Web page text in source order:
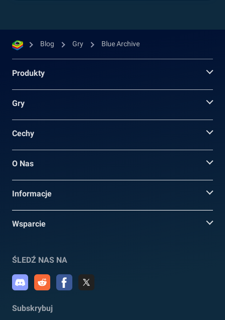
Blog Gry Blue Archive
Produkty
Gry
Cechy
O Nas
Informacje
Wsparcie
ŚLEDŹ NAS NA
Subskrybuj